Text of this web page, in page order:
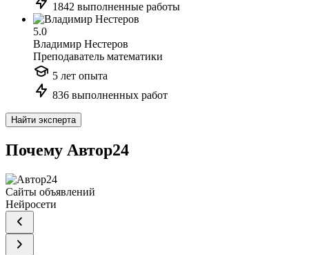
1842 выполненные работы
5.0
Владимир Нестеров
Преподаватель математики
5 лет опыта
836 выполненных работ
Найти эксперта
Почему Автор24
Сайты объявлений
Нейросети